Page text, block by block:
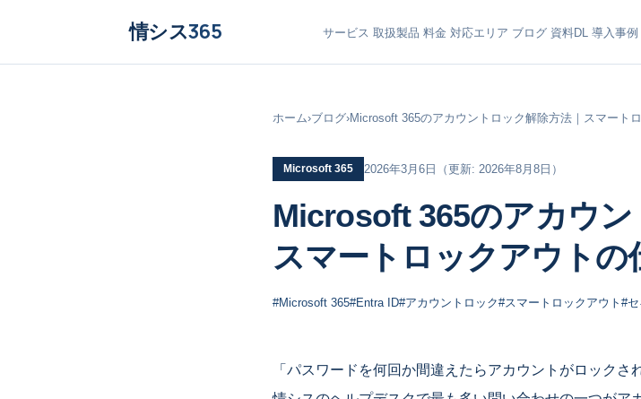
情シス365 サービス 取扱製品 料金 対応エリア ブログ 資料DL 導入事例
ホーム›ブログ›Microsoft 365のアカウントロック解除方法｜スマート
Microsoft 365 2026年3月6日 （更新: 2026年8月8日）
Microsoft 365のアカウン
スマートロックアウトの
#Microsoft 365#Entra ID#アカウントロック#スマートロックアウト #
「パスワードを何回か間違えたらアカウントがロック